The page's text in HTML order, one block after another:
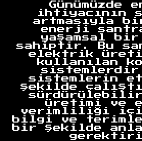
Günümüzde
ihtiyacının
artmasıyla
enerji
yaşamsal bir
sahiptir. Bu
elektrik
kullanılan
sistemlerdir
sistemlerin
şekilde
üretimi ve
verimliliği
bilgi ve
bir şekilde